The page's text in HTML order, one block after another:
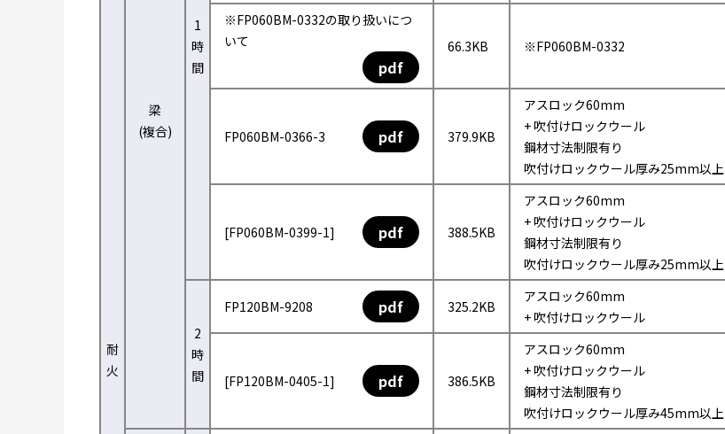
耐
火
梁
(複合)
1
時
間
※FP060BM-0332の取り扱いにつ
いて
pdf
66.3KB ※FP060BM-0332
FP060BM-0366-3 pdf 379.9KB
アスロック60mm
+ 吹付けロックウール
鋼材寸法制限有り
吹付けロックウール厚み25mm以上
[FP060BM-0399-1] pdf 388.5KB
アスロック60mm
+ 吹付けロックウール
鋼材寸法制限有り
吹付けロックウール厚み25mm以上
2
時
間
FP120BM-9208 pdf 325.2KB
アスロック60mm
+ 吹付けロックウール
[FP120BM-0405-1] pdf 386.5KB
アスロック60mm
+ 吹付けロックウール
鋼材寸法制限有り
吹付けロックウール厚み45mm以上